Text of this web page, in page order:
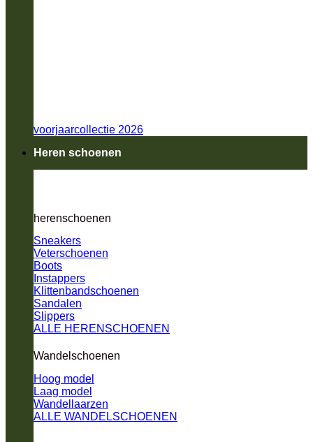
voorjaarcollectie 2026
Heren schoenen
herenschoenen
Sneakers
Veterschoenen
Boots
Instappers
Klittenbandschoenen
Sandalen
Slippers
ALLE HERENSCHOENEN
Wandelschoenen
Hoog model
Laag model
Wandellaarzen
ALLE WANDELSCHOENEN